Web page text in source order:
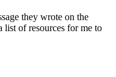
they wrote on the
of resources for me to